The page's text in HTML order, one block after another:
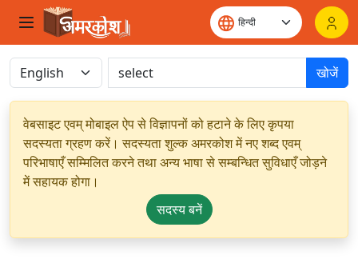
खोजें
वेबसाइट एवम् मोबाइल ऐप से विज्ञापनों को हटाने के लिए कृपया
सदस्यता ग्रहण करें। सदस्यता शुल्क अमरकोश में नए शब्द एवम्
परिभाषाएँ सम्मिलित करने तथा अन्य भाषा से सम्बन्धित सुविधाएँ जोड़ने
में सहायक होगा।
सदस्य बनें